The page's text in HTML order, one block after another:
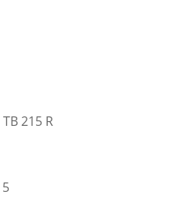
TB 215 R